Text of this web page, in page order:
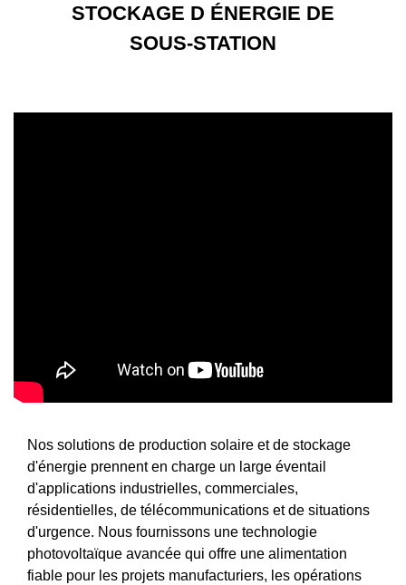
STOCKAGE D ÉNERGIE DE
SOUS-STATION
Nos solutions de production solaire et de stockage
d'énergie prennent en charge un large éventail
d'applications industrielles, commerciales,
résidentielles, de télécommunications et de situations
d'urgence. Nous fournissons une technologie
photovoltaïque avancée qui offre une alimentation
fiable pour les projets manufacturiers, les opérations